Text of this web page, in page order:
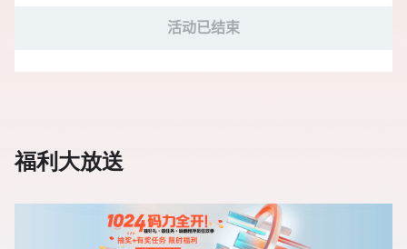
福利大放送